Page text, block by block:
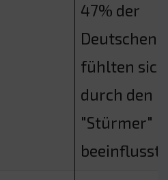
47% der
Deutschen
fühlten sich
durch den
"Stürmer"
beeinflusst